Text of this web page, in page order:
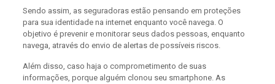
Sendo assim, as seguradoras estão pensando em proteções
para sua identidade na internet enquanto você navega. O
objetivo é prevenir e monitorar seus dados pessoas, enquanto
navega, através do envio de alertas de possíveis riscos.
Além disso, caso haja o comprometimento de suas
informações, porque alguém clonou seu smartphone. As